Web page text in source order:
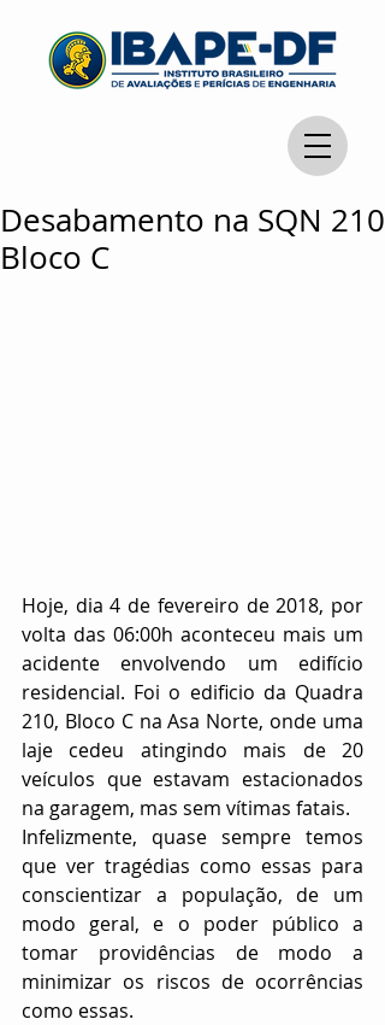
Desabamento na SQN 210
Bloco C
Hoje, dia 4 de fevereiro de 2018, por
volta das 06:00h aconteceu mais um
acidente envolvendo um edifício
residencial. Foi o edificio da Quadra
210, Bloco C na Asa Norte, onde uma
laje cedeu atingindo mais de 20
veículos que estavam estacionados
na garagem, mas sem vítimas fatais.
Infelizmente, quase sempre temos
que ver tragédias como essas para
conscientizar a população, de um
modo geral, e o poder público a
tomar providências de modo a
minimizar os riscos de ocorrências
como essas.